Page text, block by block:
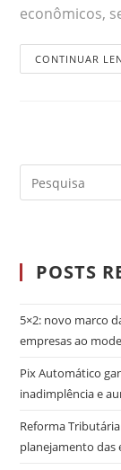
econômicos,
CONTINUAR
POSTS
5×2: novo marco
empresas ao
Pix Automático
inadimplência e
Reforma
planejamento das